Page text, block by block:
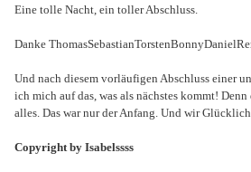
Eine tolle Nacht, ein toller Abschluss.
Danke
Und nach diesem vorläufigen Abschluss einer
ich mich auf das, was als nächstes kommt!
alles. Das war nur der Anfang. Und wir
Copyright by Isabelssss